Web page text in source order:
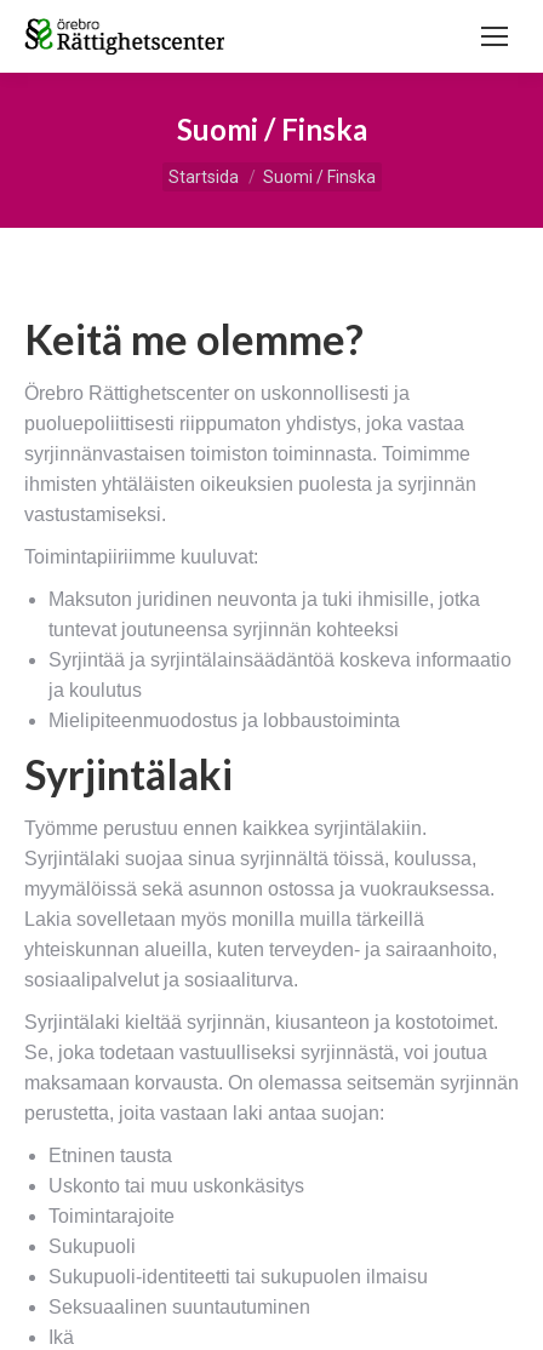
Suomi / Finska
Du är här:
Startsida Suomi / Finska
Keitä me olemme?
Örebro Rättighetscenter on uskonnollisesti ja
puoluepoliittisesti riippumaton yhdistys, joka vastaa
syrjinnänvastaisen toimiston toiminnasta. Toimimme
ihmisten yhtäläisten oikeuksien puolesta ja syrjinnän
vastustamiseksi.
Toimintapiiriimme kuuluvat:
Maksuton juridinen neuvonta ja tuki ihmisille, jotka
tuntevat joutuneensa syrjinnän kohteeksi
Syrjintää ja syrjintälainsäädäntöä koskeva informaatio
ja koulutus
Mielipiteenmuodostus ja lobbaustoiminta
Syrjintälaki
Työmme perustuu ennen kaikkea syrjintälakiin.
Syrjintälaki suojaa sinua syrjinnältä töissä, koulussa,
myymälöissä sekä asunnon ostossa ja vuokrauksessa.
Lakia sovelletaan myös monilla muilla tärkeillä
yhteiskunnan alueilla, kuten terveyden- ja sairaanhoito,
sosiaalipalvelut ja sosiaaliturva.
Syrjintälaki kieltää syrjinnän, kiusanteon ja kostotoimet.
Se, joka todetaan vastuulliseksi syrjinnästä, voi joutua
maksamaan korvausta. On olemassa seitsemän syrjinnän
perustetta, joita vastaan laki antaa suojan:
Etninen tausta
Uskonto tai muu uskonkäsitys
Toimintarajoite
Sukupuoli
Sukupuoli-identiteetti tai sukupuolen ilmaisu
Seksuaalinen suuntautuminen
Ikä